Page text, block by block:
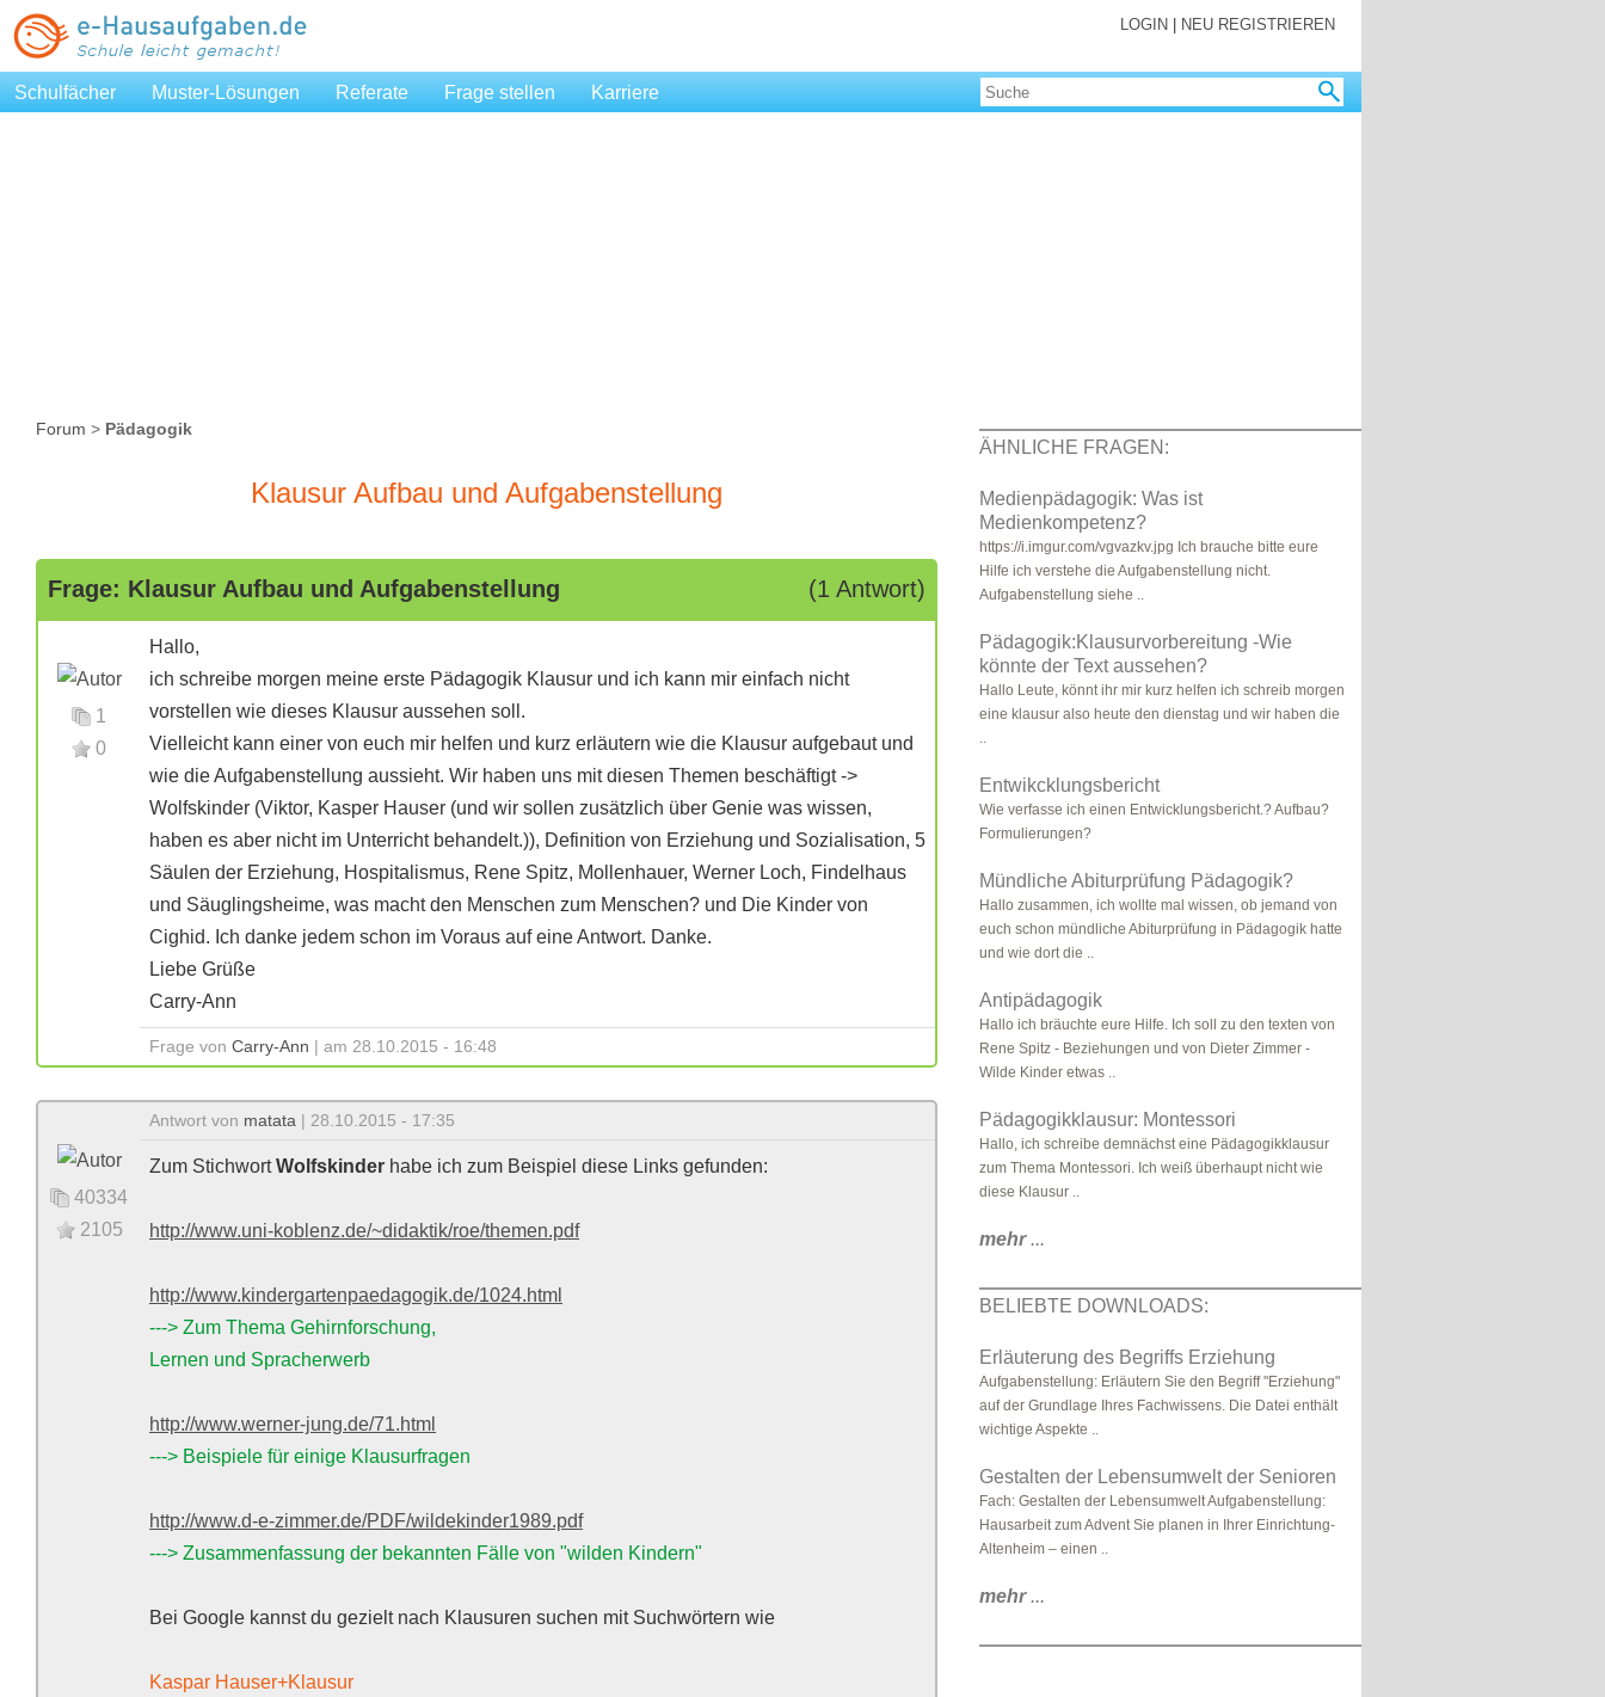
LOGIN NEU REGISTRIEREN
Schulfächer Muster-Lösungen Referate Frage stellen Karriere
Forum > Pädagogik
Klausur Aufbau und Aufgabenstellung
Frage: Klausur Aufbau und Aufgabenstellung (1 Antwort)
1
0
Hallo,
ich schreibe morgen meine erste Pädagogik Klausur und ich kann mir einfach nicht
vorstellen wie dieses Klausur aussehen soll.
Vielleicht kann einer von euch mir helfen und kurz erläutern wie die Klausur aufgebaut und
wie die Aufgabenstellung aussieht. Wir haben uns mit diesen Themen beschäftigt ->
Wolfskinder (Viktor, Kasper Hauser (und wir sollen zusätzlich über Genie was wissen,
haben es aber nicht im Unterricht behandelt.)), Definition von Erziehung und Sozialisation, 5
Säulen der Erziehung, Hospitalismus, Rene Spitz, Mollenhauer, Werner Loch, Findelhaus
und Säuglingsheime, was macht den Menschen zum Menschen? und Die Kinder von
Cighid. Ich danke jedem schon im Voraus auf eine Antwort. Danke.
Liebe Grüße
Carry-Ann
Frage von Carry-Ann | am 28.10.2015 - 16:48
40334
2105
Antwort von matata | 28.10.2015 - 17:35
Zum StichwortWolfskinder habe ich zum Beispiel diese Links gefunden:
http://www.uni-koblenz.de/~didaktik/roe/themen.pdf
http://www.kindergartenpaedagogik.de/1024.html
---> Zum Thema Gehirnforschung,
Lernen und Spracherwerb
http://www.werner-jung.de/71.html
---> Beispiele für einige Klausurfragen
http://www.d-e-zimmer.de/PDF/wildekinder1989.pdf
---> Zusammenfassung der bekannten Fälle von "wilden Kindern"
Bei Google kannst du gezielt nach Klausuren suchen mit Suchwörtern wie
Kaspar Hauser+Klausur
ÄHNLICHE FRAGEN:
Medienpädagogik: Was ist
Medienkompetenz?
https://i.imgur.com/vgvazkv.jpg Ich brauche bitte eure
Hilfe ich verstehe die Aufgabenstellung nicht.
Aufgabenstellung siehe ..
Pädagogik:Klausurvorbereitung -Wie
könnte der Text aussehen?
Hallo Leute, könnt ihr mir kurz helfen ich schreib morgen
eine klausur also heute den dienstag und wir haben die
..
Entwikcklungsbericht
Wie verfasse ich einen Entwicklungsbericht.? Aufbau?
Formulierungen?
Mündliche Abiturprüfung Pädagogik?
Hallo zusammen, ich wollte mal wissen, ob jemand von
euch schon mündliche Abiturprüfung in Pädagogik hatte
und wie dort die ..
Antipädagogik
Hallo ich bräuchte eure Hilfe. Ich soll zu den texten von
Rene Spitz - Beziehungen und von Dieter Zimmer -
Wilde Kinder etwas ..
Pädagogikklausur: Montessori
Hallo, ich schreibe demnächst eine Pädagogikklausur
zum Thema Montessori. Ich weiß überhaupt nicht wie
diese Klausur ..
mehr...
BELIEBTE DOWNLOADS:
Erläuterung des Begriffs Erziehung
Aufgabenstellung: Erläutern Sie den Begriff "Erziehung"
auf der Grundlage Ihres Fachwissens. Die Datei enthält
wichtige Aspekte ..
Gestalten der Lebensumwelt der Senioren
Fach: Gestalten der Lebensumwelt Aufgabenstellung:
Hausarbeit zum Advent Sie planen in Ihrer Einrichtung-
Altenheim – einen ..
mehr...